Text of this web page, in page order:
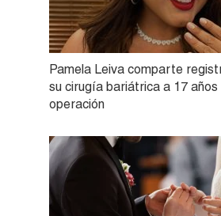
Pamela Leiva comparte
su cirugía bariátrica a 17 años
operación